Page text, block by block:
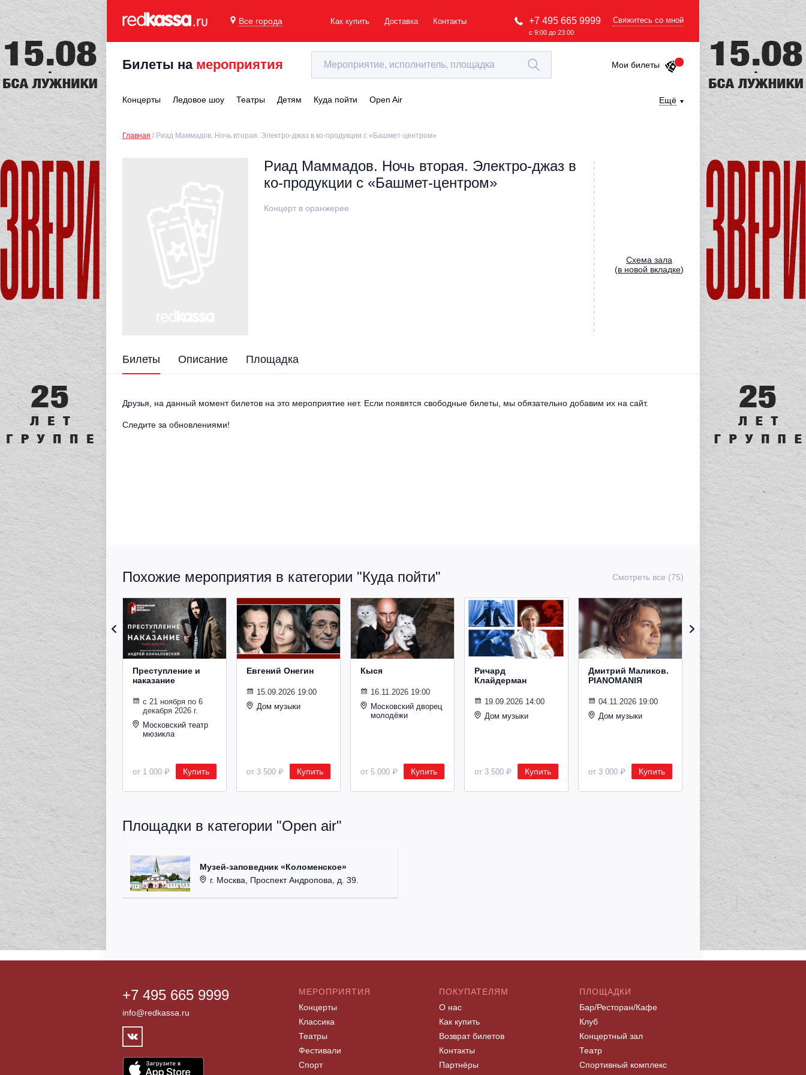
Все города Как купить Доставка Контакты +7 495 665 9999
с 9:00 до 23:00
Свяжитесь со мной
Билеты на мероприятия Мои билеты
Концерты Ледовое шоу Театры Детям Куда пойти Open Air Ещё
Главная Риад Маммадов. Ночь вторая. Электро-джаз в ко-продукции с «Башмет-центром»
Риад Маммадов. Ночь вторая. Электро-джаз в
ко-продукции с «Башмет-центром»
Концерт в оранжерее
Cхема зала
(в новой вкладке)
Билеты Описание Площадка
Друзья, на данный момент билетов на это мероприятие нет. Если появятся свободные билеты, мы обязательно добавим их на сайт.
Следите за обновлениями!
Похожие мероприятия в категории "Куда пойти" Смотреть все (75)
Преступление и
наказание
с 21 ноября по 6
декабря 2026 г.
Московский театр
мюзикла
от 1 000 ₽ Купить
Евгений Онегин
15.09.2026 19:00
Дом музыки
от 3 500 ₽ Купить
Кыся
16.11.2026 19:00
Московский дворец
молодёжи
от 5 000 ₽ Купить
Ричард
Клайдерман
19.09.2026 14:00
Дом музыки
от 3 500 ₽ Купить
Дмитрий Маликов.
PIANOMANIЯ
04.11.2026 19:00
Дом музыки
от 3 000 ₽ Купить
Рождественский
концерт
Владимира
Спивакова
24.12.2026 19:00
Дом музыки
от 8 500 ₽ Купить
Площадки в категории "Open air"
Музей-заповедник «Коломенское»
г. Москва, Проспект Андропова, д. 39.
+7 495 665 9999
info@redkassa.ru
МЕРОПРИЯТИЯ
Концерты
Классика
Театры
Фестивали
Спорт
ПОКУПАТЕЛЯМ
О нас
Как купить
Возврат билетов
Контакты
Партнёры
ПЛОЩАДКИ
Бар/Ресторан/Кафе
Клуб
Концертный зал
Театр
Спортивный комплекс